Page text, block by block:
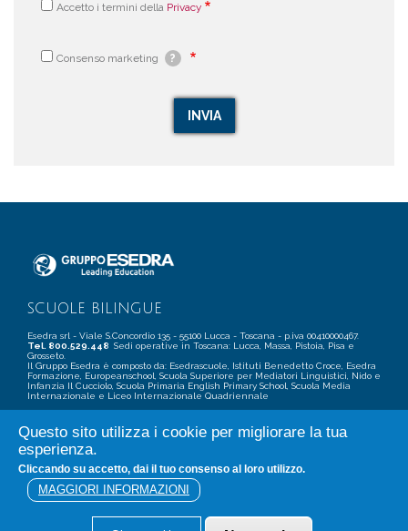
Accetto i termini della Privacy
Consenso marketing ?
SCUOLE BILINGUE
Esedra srl - Viale S.Concordio 135 - 55100 Lucca - Toscana - p.iva 00410000467.
Tel. 800.529.448 Sedi operative in Toscana: Lucca, Massa, Pistoia, Pisa e
Grosseto.
Il Gruppo Esedra è composto da: Esedrascuole, Istituti Benedetto Croce, Esedra
Formazione, Europeanschool, Scuola Superiore per Mediatori Linguistici, Nido e
Infanzia Il Cucciolo, Scuola Primaria English Primary School, Scuola Media
Internazionale e Liceo Internazionale Quadriennale
PRIVACY POLICY COOKIE
TERMINI E CONDIZIONI
CREDITS
Questo sito utilizza i cookie per migliorare la tua
esperienza.
Cliccando su accetto, dai il tuo consenso al loro utilizzo.
MAGGIORI INFORMAZIONI